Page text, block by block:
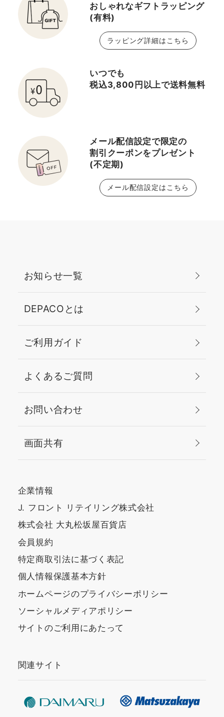
おしゃれなギフトラッピング
(有料)
ラッピング詳細はこちら
いつでも
税込3,800円以上で送料無料
メール配信設定で限定の
割引クーポンをプレゼント
(不定期)
メール配信設定はこちら
お知らせ一覧
DEPACOとは
ご利用ガイド
よくあるご質問
お問い合わせ
画面共有
企業情報
J. フロント リテイリング株式会社
株式会社 大丸松坂屋百貨店
会員規約
特定商取引法に基づく表記
個人情報保護基本方針
ホームページのプライバシーポリシー
ソーシャルメディアポリシー
サイトのご利用にあたって
関連サイト